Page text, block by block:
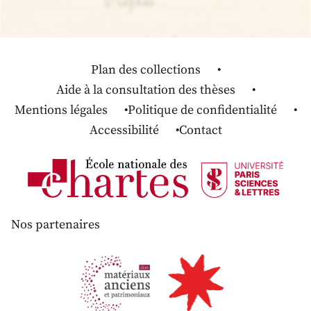
Plan des collections
Aide à la consultation des thèses
Mentions légales
Politique de confidentialité
Accessibilité
Contact
Nos partenaires